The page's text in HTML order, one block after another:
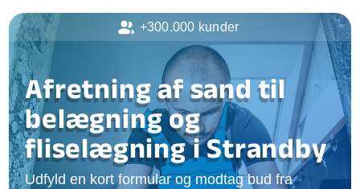
Afretning af sand til
belægning og
fliselægning i Strandby
Udfyld en kort formular og modtag bud fra
+300.000 kunder